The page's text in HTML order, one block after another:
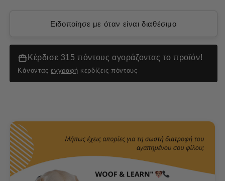
5kg
Ειδοποίησε με όταν είναι διαθέσιμο
Κέρδισε 315 πόντους αγοράζοντας το προϊόν!
Κάνονταςεγγραφή κερδίζεις πόντους